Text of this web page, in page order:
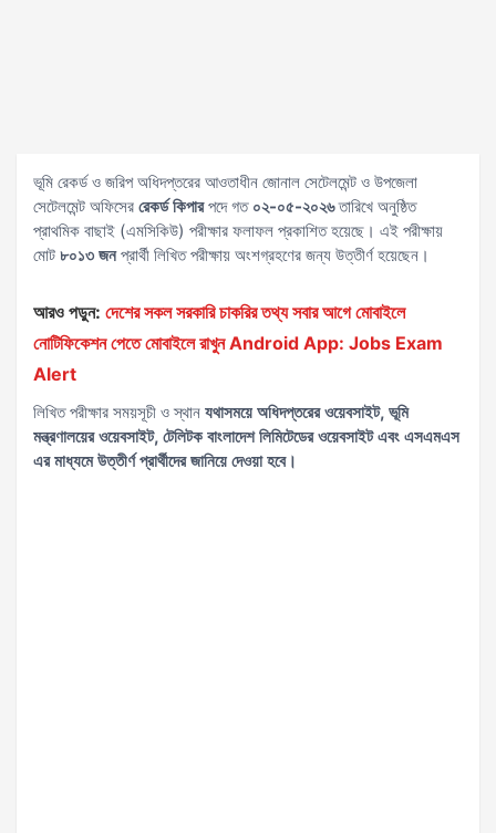
ভূমি রেকর্ড ও জরিপ অধিদপ্তরের আওতাধীন জোনাল সেটেলমেন্ট ও উপজেলা
সেটেলমেন্ট অফিসের রেকর্ড কিপারপদে গত ০২-০৫-২০২৬তারিখে অনুষ্ঠিত
প্রাথমিক বাছাই (এমসিকিউ) পরীক্ষার ফলাফল প্রকাশিত হয়েছে। এই পরীক্ষায়
মোট ৮০১৩ জনপ্রার্থী লিখিত পরীক্ষায় অংশগ্রহণের জন্য উত্তীর্ণ হয়েছেন।
আরও পড়ুন: দেশের সকল সরকারি চাকরির তথ্য সবার আগে মোবাইলে
নোটিফিকেশন পেতে মোবাইলে রাখুন Android App: Jobs Exam
Alert
লিখিত পরীক্ষার সময়সূচী ও স্থান যথাসময়ে অধিদপ্তরের ওয়েবসাইট, ভূমি
মন্ত্রণালয়ের ওয়েবসাইট, টেলিটক বাংলাদেশ লিমিটেডের ওয়েবসাইট এবং এসএমএস
এর মাধ্যমে উত্তীর্ণ প্রার্থীদের জানিয়ে দেওয়া হবে।